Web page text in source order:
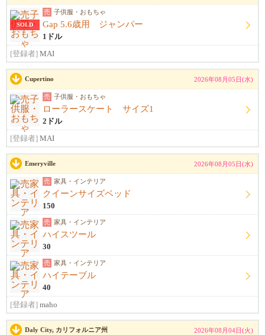
SOLD
売 子供服・おもちゃ
Gap 5.6歳用 ジャンパー
1ドル
[登録者] MAI
Cupertino 2026年08月05日(水)
売 子供服・おもちゃ
ローラースケート サイズ1
2ドル
[登録者] MAI
Emeryville 2026年08月05日(水)
売 家具・インテリア
クイーンサイズベッド
150
売 家具・インテリア
ハイスツール
30
売 家具・インテリア
ハイテーブル
40
[登録者] maho
Daly City, カリフォルニア州 2026年08月04日(火)